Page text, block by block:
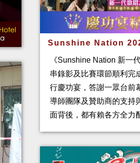
Sunshine Nation
《Sunshine Nation 新一
串錄影及比賽環節順利完
行慶功宴，答謝一眾台前
導師團隊及贊助商的支持
面背後，都有賴各方全力